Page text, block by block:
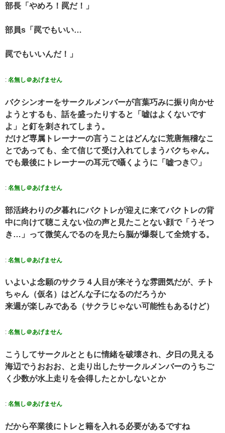
部長「やめろ！罠だ！」
部員s「罠でもいい…
罠でもいいんだ！」
: 名無し＠あげません
バクシンオーをサークルメンバーが言葉巧みに振り向かせ
ようとするも、話を盛ったりすると「嘘はよくないです
よ」と釘を刺されてしまう。
だけど専属トレーナーの言うことはどんなに荒唐無稽なこ
とであっても、全て信じて受け入れてしまうバクちゃん。
でも最後にトレーナーの耳元で囁くように「嘘つき♡」
: 名無し＠あげません
部活終わりの夕暮れにバクトレが迎えに来てバクトレの背
中に向けて聴こえない位の声と見たことない顔で「うそつ
き…」って微笑んでるのを見たら脳が爆裂して全焼する。
: 名無し＠あげません
いよいよ念願のサクラ４人目が来そうな雰囲気だが、チト
ちゃん（仮名）はどんな子になるのだろうか
来週が楽しみである（サクラじゃない可能性もあるけど）
: 名無し＠あげません
こうしてサークルとともに情緒を破壊され、夕日の見える
海辺でうおおお、と走り出したサークルメンバーのうちご
く少数が水上走りを会得したとかしないとか
: 名無し＠あげません
だから卒業後にトレと籍を入れる必要があるですね